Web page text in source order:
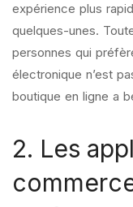
expérience plus
quelques-unes.
personnes qui
électronique n’est
boutique en ligne a
2. Les